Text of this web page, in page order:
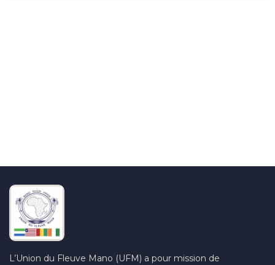
L’Union du Fleuve Mano (UFM) a pour mission de